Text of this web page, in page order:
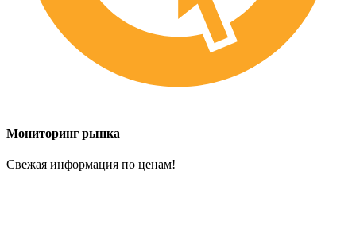
Мониторинг рынка
Свежая информация по ценам!